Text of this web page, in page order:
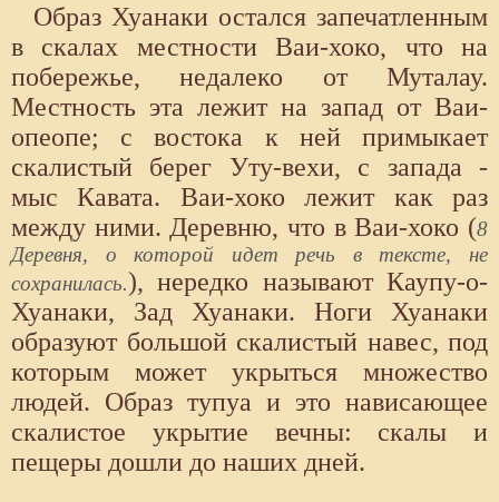
Образ Хуанаки остался запечатленным
в скалах местности Ваи-хоко, что на
побережье, недалеко от Муталау.
Местность эта лежит на запад от Ваи-
опеопе; с востока к ней примыкает
скалистый берег Уту-вехи, с запада -
мыс Кавата. Ваи-хоко лежит как раз
между ними. Деревню, что в Ваи-хоко (8
Деревня, о которой идет речь в тексте, не
сохранилась.), нередко называют Каупу-о-
Хуанаки, Зад Хуанаки. Ноги Хуанаки
образуют большой скалистый навес, под
которым может укрыться множество
людей. Образ тупуа и это нависающее
скалистое укрытие вечны: скалы и
пещеры дошли до наших дней.